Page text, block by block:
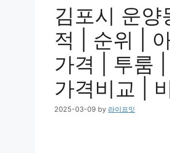
김포시 운양
적 | 순위 |
가격 | 투룸
가격비교 |
2025-03-09 by 라이프잇